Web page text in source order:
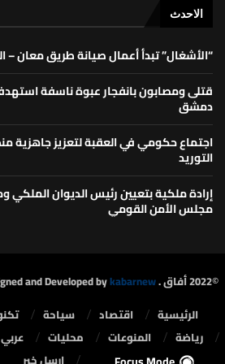
الاحدث
“الأشغال” تبدأ أعمال صيانة طريق معان –
قتلى ومصابون بانفجار عبوة ناسفة
دمشق
اجتماع حكومي في العقبة لتعزيز جاهزية
التوريد
إرادة ملكية بتعيين رئيس الديوان
مجلس الأمن القومي
©2022 أفاق . All Right Reserved. Designed and Developed by
kabarnew.
الرئيسية
⁠اقتصاد سياحة
رياضة
المنوعات محليات
ارسل خبر